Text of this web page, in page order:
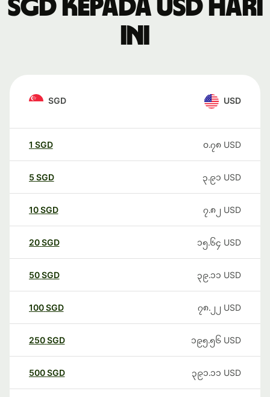
SGD kepada USD hari
ini
SGD USD
1 SGD ၀.၇၈ USD
5 SGD ၃.၉၁ USD
10SGD ၇.၈၂ USD
20SGD ၁၅.၆၄ USD
50SGD ၃၉.၁၁ USD
100SGD ၇၈.၂၂ USD
250SGD ၁၉၅.၅၆ USD
500SGD ၃၉၁.၁၁ USD